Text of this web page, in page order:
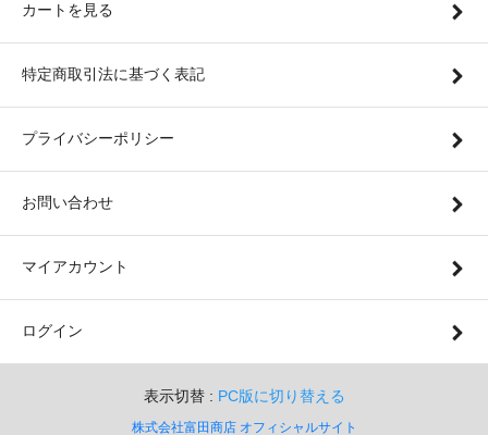
カートを見る
特定商取引法に基づく表記
プライバシーポリシー
お問い合わせ
マイアカウント
ログイン
表示切替 : PC版に切り替える
株式会社富田商店 オフィシャルサイト